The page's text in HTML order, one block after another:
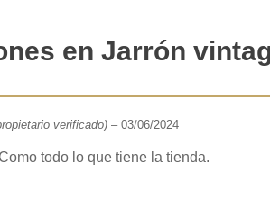
en Jarrón
verificado) – 03/06/2024
todo lo que tiene la tienda.